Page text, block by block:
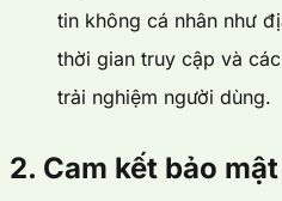
tin không cá nhân như
thời gian truy cập và
trải nghiệm người dùng.
2. Cam kết bảo